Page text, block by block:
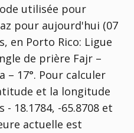
utilisée pour
pour aujourd'hui (07
en Porto Rico: Ligue
de prière Fajr –
– 17°. Pour calculer
et la longitude
- 18.1784, -65.8708 et
actuelle est